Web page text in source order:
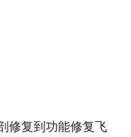
修复到功能修复飞